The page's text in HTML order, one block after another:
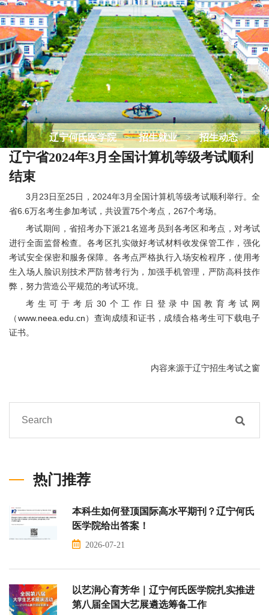
辽宁何氏医学院 > 招生就业 > 招生动态
辽宁省2024年3月全国计算机等级考试顺利
结束
3月23日至25日，2024年3月全国计算机等级考试顺利举行。全
省6.6万名考生参加考试，共设置75个考点，267个考场。
考试期间，省招考办下派21名巡考员到各考区和考点，对考试
进行全面监督检查。各考区扎实做好考试材料收发保管工作，强化
考试安全保密和服务保障。各考点严格执行入场安检程序，使用考
生入场人脸识别技术严防替考行为，加强手机管理，严防高科技作
弊，努力营造公平规范的考试环境。
考生可于考后30个工作日登录中国教育考试网
（www.neea.edu.cn）查询成绩和证书，成绩合格考生可下载电子
证书。
内容来源于辽宁招生考试之窗
热门推荐
本科生如何登顶国际高水平期刊？辽宁何氏
医学院给出答案！
2026-07-21
以艺润心育芳华｜辽宁何氏医学院扎实推进
第八届全国大艺展遴选筹备工作